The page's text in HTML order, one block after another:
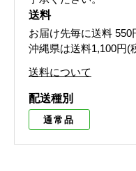
送料
お届け先毎に送料 550
沖縄県は送料1,100円(
送料について
配送種別
通常品